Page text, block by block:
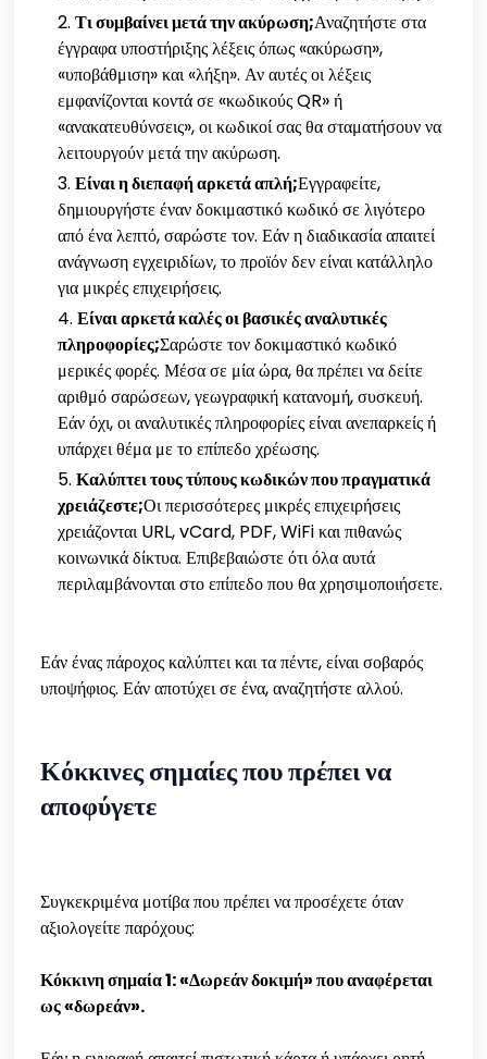
Τι συμβαίνει μετά την ακύρωση;Αναζητήστε στα
έγγραφα υποστήριξης λέξεις όπως «ακύρωση»,
«υποβάθμιση» και «λήξη». Αν αυτές οι λέξεις
εμφανίζονται κοντά σε «κωδικούς QR» ή
«ανακατευθύνσεις», οι κωδικοί σας θα σταματήσουν να
λειτουργούν μετά την ακύρωση.
Είναι η διεπαφή αρκετά απλή;Εγγραφείτε,
δημιουργήστε έναν δοκιμαστικό κωδικό σε λιγότερο
από ένα λεπτό, σαρώστε τον. Εάν η διαδικασία απαιτεί
ανάγνωση εγχειριδίων, το προϊόν δεν είναι κατάλληλο
για μικρές επιχειρήσεις.
Είναι αρκετά καλές οι βασικές αναλυτικές
πληροφορίες;Σαρώστε τον δοκιμαστικό κωδικό
μερικές φορές. Μέσα σε μία ώρα, θα πρέπει να δείτε
αριθμό σαρώσεων, γεωγραφική κατανομή, συσκευή.
Εάν όχι, οι αναλυτικές πληροφορίες είναι ανεπαρκείς ή
υπάρχει θέμα με το επίπεδο χρέωσης.
Καλύπτει τους τύπους κωδικών που πραγματικά
χρειάζεστε;Οι περισσότερες μικρές επιχειρήσεις
χρειάζονται URL, vCard, PDF, WiFi και πιθανώς
κοινωνικά δίκτυα. Επιβεβαιώστε ότι όλα αυτά
περιλαμβάνονται στο επίπεδο που θα χρησιμοποιήσετε.
Εάν ένας πάροχος καλύπτει και τα πέντε, είναι σοβαρός
υποψήφιος. Εάν αποτύχει σε ένα, αναζητήστε αλλού.
Κόκκινες σημαίες που πρέπει να
αποφύγετε
Συγκεκριμένα μοτίβα που πρέπει να προσέχετε όταν
αξιολογείτε παρόχους:
Κόκκινη σημαία 1: «Δωρεάν δοκιμή» που αναφέρεται
ως «δωρεάν».